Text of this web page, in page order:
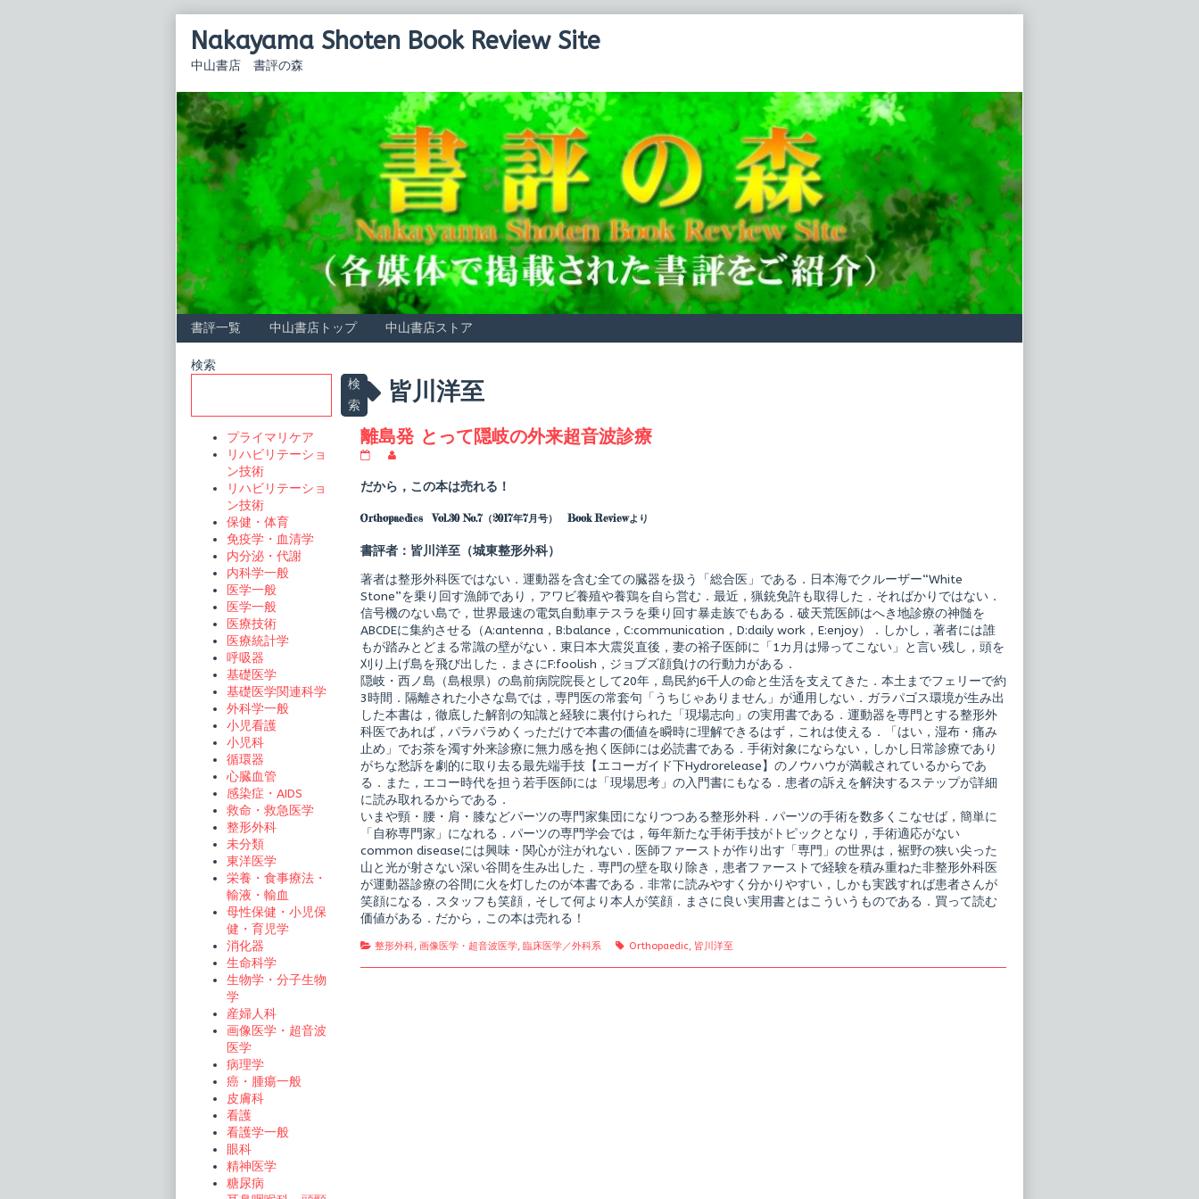
Nakayama Shoten Book Review Site
中山書店 書評の森
書評一覧 中山書店トップ 中山書店ストア
Posts
tagged
皆川洋至
離島発 とって隠岐の外来超音波診療
発
と
て
岐
外
来
超
音
波
診
療
published
on
posts
by
author
離
発
と
っ
て
隠
岐
の
外
来
超
音
波
診
療,
だから，この本は売れる！
Orthopaedics Vol.30 No.7（2017年7月号） Book Reviewより
書評者：皆川洋至（城東整形外科）
著者は整形外科医ではない．運動器を含む全ての臓器を扱う「総合医」である．日本海でクルーザー“White
Stone”を乗り回す漁師であり，アワビ養殖や養鶏を自ら営む．最近，猟銃免許も取得した．そればかりではない．
信号機のない島で，世界最速の電気自動車テスラを乗り回す暴走族でもある．破天荒医師はへき地診療の神髄を
ABCDEに集約させる（A:antenna，B:balance，C:communication，D:daily work，E:enjoy）．しかし，著者には誰
もが踏みとどまる常識の壁がない．東日本大震災直後，妻の裕子医師に「1カ月は帰ってこない」と言い残し，頭を
刈り上げ島を飛び出した．まさにF:foolish，ジョブズ顔負けの行動力がある．
隠岐・西ノ島（島根県）の島前病院院長として20年，島民約6千人の命と生活を支えてきた．本土までフェリーで約
3時間．隔離された小さな島では，専門医の常套句「うちじゃありません」が通用しない．ガラパゴス環境が生み出
した本書は，徹底した解剖の知識と経験に裏付けられた「現場志向」の実用書である．運動器を専門とする整形外
科医であれば，パラパラめくっただけで本書の価値を瞬時に理解できるはず，これは使える．「はい，湿布・痛み
止め」でお茶を濁す外来診療に無力感を抱く医師には必読書である．手術対象にならない，しかし日常診療であり
がちな愁訴を劇的に取り去る最先端手技【エコーガイド下Hydrorelease】のノウハウが満載されているからであ
る．また，エコー時代を担う若手医師には「現場思考」の入門書にもなる．患者の訴えを解決するステップが詳細
に読み取れるからである．
いまや頸・腰・肩・膝などパーツの専門家集団になりつつある整形外科．パーツの手術を数多くこなせば，簡単に
「自称専門家」になれる．パーツの専門学会では，毎年新たな手術手技がトピックとなり，手術適応がない
common diseaseには興味・関心が注がれない．医師ファーストが作り出す「専門」の世界は，裾野の狭い尖った
山と光が射さない深い谷間を生み出した．専門の壁を取り除き，患者ファーストで経験を積み重ねた非整形外科医
が運動器診療の谷間に火を灯したのが本書である．非常に読みやすく分かりやすい，しかも実践すれば患者さんが
笑顔になる．スタッフも笑顔，そして何より本人が笑顔．まさに良い実用書とはこういうものである．買って読む
価値がある．だから，この本は売れる！
Categories
整形外科,画像医学・超音波医学,臨床医学／外科系 Tags
Orthopaedic, 皆川洋至
Primary
検索
検
索
プライマリケア
リハビリテーショ
ン技術
リハビリテーショ
ン技術
保健・体育
免疫学・血清学
内分泌・代謝
内科学一般
医学一般
医学一般
医療技術
医療統計学
呼吸器
基礎医学
基礎医学関連科学
外科学一般
小児看護
小児科
循環器
心臓血管
感染症・AIDS
救命・救急医学
整形外科
未分類
東洋医学
栄養・食事療法・
輸液・輸血
母性保健・小児保
健・育児学
消化器
生命科学
生物学・分子生物
学
産婦人科
画像医学・超音波
医学
病理学
癌・腫瘍一般
皮膚科
看護
看護学一般
眼科
精神医学
糖尿病